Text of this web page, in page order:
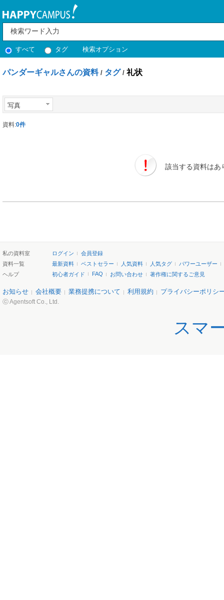
すべて タグ 検索オプション
パンダーギャルさんの資料 / タグ / 礼状
写真
資料:0件
該当する資料はあ
私の資料室 ログイン
会員登録
資料一覧
最新資料 ベストセラー 人気資料 人気タグ
パワーユーザー
ヘルプ
初心者ガイド FAQ お問い合わせ 著作権に関するご意見
お知らせ 会社概要 業務提携について 利用規約 プライバシーポリシ
ⓒ Agentsoft Co., Ltd.
スマ